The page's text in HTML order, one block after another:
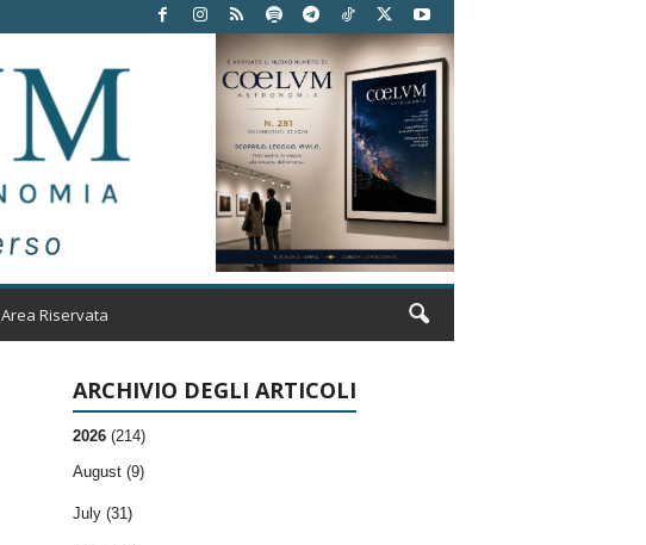
Area Riservata
ARCHIVIO DEGLI ARTICOLI
2026 (214)
August (9)
July (31)